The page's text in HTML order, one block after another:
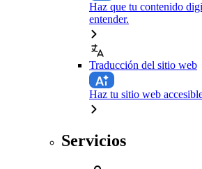
Haz que tu contenido
entender.
Traducción del sitio web
Haz tu sitio web
Servicios